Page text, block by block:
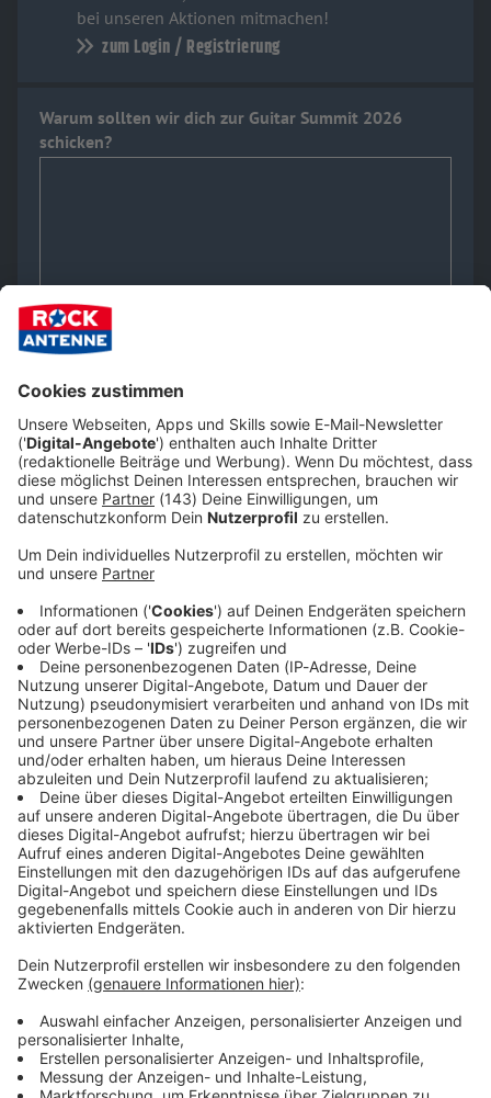
bei unseren Aktionen mitmachen!
zum Login / Registrierung
Warum sollten wir dich zur Guitar Summit 2026
schicken?
Deine E-Mail-Adresse
Altersverifikation
Wir benötigen dein Geburtsdatum, um zu prüfen, ob du zur
Teilnahme berechtigt bist.
Tag Monat Jahr
Ich möchte den kostenlosen ROCK ANTENNE
Newsletter, auf Basis meiner Anmeldedaten
personalisiertund max. 2x wöchentlich per Mail
erhalten und bin mit der Auswertung meiner
Newsletter-Nutzung per Zähl-Pixel einverstanden.
Den Newsletter kann ich jederzeit über den Link
unten in der E-Mail abbestellen. Weitere
Informationen in derDatenschutzerklärung.
Mit dem Absenden des Formulars stimmst du den
Teilnahmebedingungenzu und nimmst unsere
Datenschutzerklärungzur Kenntnis.
Guitar Summit 2025 Highlights: